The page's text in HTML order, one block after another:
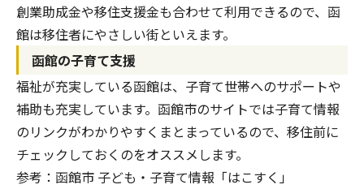
創業助成金や移住支援金も合わせて利用できるので、函
館は移住者にやさしい街といえます。
函館の子育て支援
福祉が充実している函館は、子育て世帯へのサポートや
補助も充実しています。函館市のサイトでは子育て情報
のリンクがわかりやすくまとまっているので、移住前に
チェックしておくのをオススメします。
参考： 函館市 子ども・子育て情報「はこすく」